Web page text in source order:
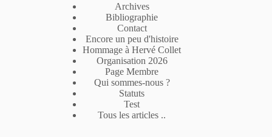
Archives
Bibliographie
Contact
Encore un peu d'histoire
Hommage à Hervé Collet
Organisation 2026
Page Membre
Qui sommes-nous ?
Statuts
Test
Tous les articles ..